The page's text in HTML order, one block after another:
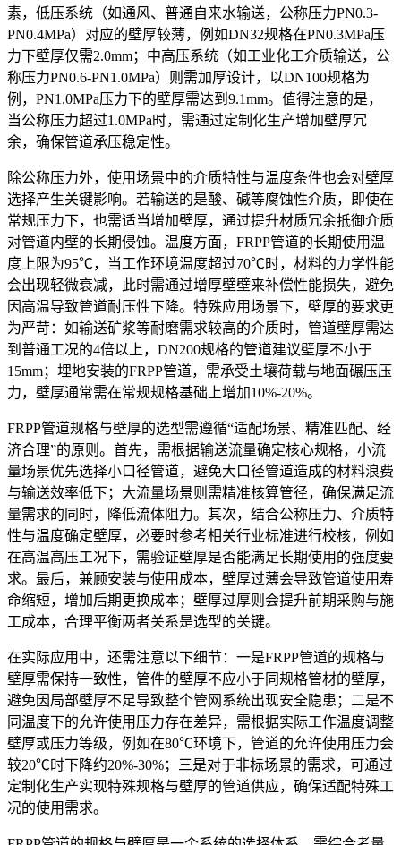
素，低压系统（如通风、普通自来水输送，公称压力PN0.3-
PN0.4MPa）对应的壁厚较薄，例如DN32规格在PN0.3MPa压
力下壁厚仅需2.0mm；中高压系统（如工业化工介质输送，公
称压力PN0.6-PN1.0MPa）则需加厚设计，以DN100规格为
例，PN1.0MPa压力下的壁厚需达到9.1mm。值得注意的是，
当公称压力超过1.0MPa时，需通过定制化生产增加壁厚冗
余，确保管道承压稳定性。
除公称压力外，使用场景中的介质特性与温度条件也会对壁厚
选择产生关键影响。若输送的是酸、碱等腐蚀性介质，即使在
常规压力下，也需适当增加壁厚，通过提升材质冗余抵御介质
对管道内壁的长期侵蚀。温度方面，FRPP管道的长期使用温
度上限为95℃，当工作环境温度超过70℃时，材料的力学性能
会出现轻微衰减，此时需通过增厚壁壁来补偿性能损失，避免
因高温导致管道耐压性下降。特殊应用场景下，壁厚的要求更
为严苛：如输送矿浆等耐磨需求较高的介质时，管道壁厚需达
到普通工况的4倍以上，DN200规格的管道建议壁厚不小于
15mm；埋地安装的FRPP管道，需承受土壤荷载与地面碾压压
力，壁厚通常需在常规规格基础上增加10%-20%。
FRPP管道规格与壁厚的选型需遵循“适配场景、精准匹配、经
济合理”的原则。首先，需根据输送流量确定核心规格，小流
量场景优先选择小口径管道，避免大口径管道造成的材料浪费
与输送效率低下；大流量场景则需精准核算管径，确保满足流
量需求的同时，降低流体阻力。其次，结合公称压力、介质特
性与温度确定壁厚，必要时参考相关行业标准进行校核，例如
在高温高压工况下，需验证壁厚是否能满足长期使用的强度要
求。最后，兼顾安装与使用成本，壁厚过薄会导致管道使用寿
命缩短，增加后期更换成本；壁厚过厚则会提升前期采购与施
工成本，合理平衡两者关系是选型的关键。
在实际应用中，还需注意以下细节：一是FRPP管道的规格与
壁厚需保持一致性，管件的壁厚不应小于同规格管材的壁厚，
避免因局部壁厚不足导致整个管网系统出现安全隐患；二是不
同温度下的允许使用压力存在差异，需根据实际工作温度调整
壁厚或压力等级，例如在80℃环境下，管道的允许使用压力会
较20℃时下降约20%-30%；三是对于非标场景的需求，可通过
定制化生产实现特殊规格与壁厚的管道供应，确保适配特殊工
况的使用需求。